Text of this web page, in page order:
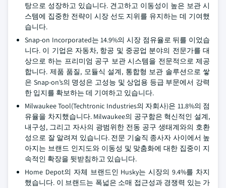
탕으로 성장하고 있습니다. 견고하고 이동성이 높은 보관 시
스템에 집중한 전략이 시장 선도 지위를 유지하는 데 기여했
습니다.
Snap-on Incorporated는 14.9%의 시장 점유율로 뒤를 이었습
니다. 이 기업은 자동차, 항공 및 중공업 분야의 전문가를 대
상으로 하는 프리미엄 공구 보관 시스템을 전문적으로 제공
합니다. 제품 품질, 모듈식 설계, 통합형 보관 솔루션으로 쌓
은 Snap-on’s의 명성은 고성능 및 상업용 등급 부문에서 강력
한 입지를 확보하는 데 기여하고 있습니다.
Milwaukee Tool(Techtronic Industries의 자회사)은 11.8%의 점
유율을 차지했습니다. Milwaukee의 공구함은 혁신적인 설계,
내구성, 그리고 자사의 광범위한 전동 공구 생태계와의 호환
성으로 잘 알려져 있습니다. 전문 기술직 종사자 사이에서 높
아지는 브랜드 인지도와 이동성 및 맞춤화에 대한 집중이 지
속적인 확장을 뒷받침하고 있습니다.
Home Depot의 자체 브랜드인 Husky는 시장의 9.4%를 차지
했습니다. 이 브랜드는 폭넓은 소매 접근성과 경쟁력 있는 가